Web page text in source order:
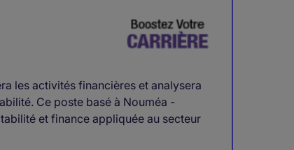
les activités financières et analysera
Ce poste basé à Nouméa -
et finance appliquée au secteur